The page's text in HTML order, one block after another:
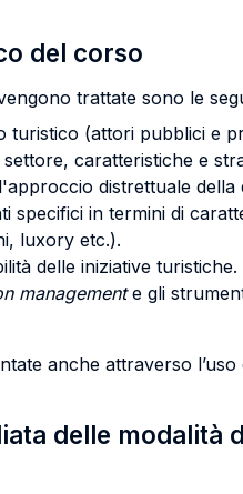
del corso
trattate sono le
turistico (attori pubblici e
caratteristiche e
distrettuale della
specifici in termini di
luxory etc.).
delle iniziative turistiche.
managemente gli
anche attraverso
delle modalità